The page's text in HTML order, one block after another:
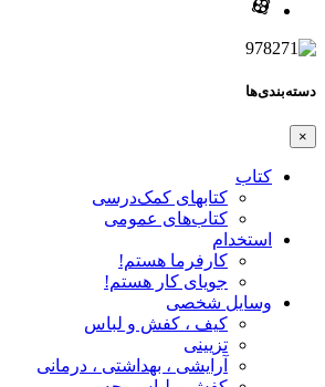
دسته‌بندی‌ها
×
کتاب
کتابهای کمک‌درسی
کتاب‌های عمومی
استخدام
کارفرما هستم!
جویای کار هستم!
وسایل شخصی
کیف ، کفش و لباس
تزیینی
آرایشی ، بهداشتی ، درمانی